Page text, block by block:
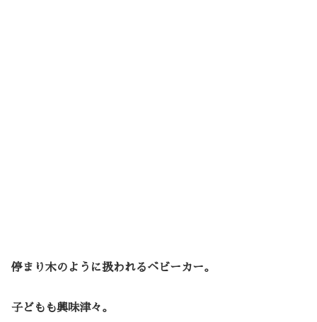
停まり木のように扱われるベビーカー。
子どもも興味津々。